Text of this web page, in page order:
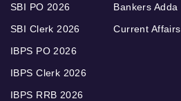
SBI PO 2026
SBI Clerk 2026
IBPS PO 2026
IBPS Clerk 2026
IBPS RRB 2026
Bankers Adda
Current Affairs